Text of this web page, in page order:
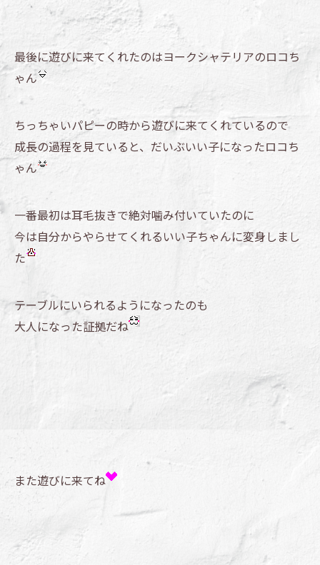
最後に遊びに来てくれたのはヨークシャテリアのロコち
ゃん
ちっちゃいパピーの時から遊びに来てくれているので
成長の過程を見ていると、だいぶいい子になったロコち
ゃん
一番最初は耳毛抜きで絶対噛み付いていたのに
今は自分からやらせてくれるいい子ちゃんに変身しまし
た
テーブルにいられるようになったのも
大人になった証拠だね
また遊びに来てね